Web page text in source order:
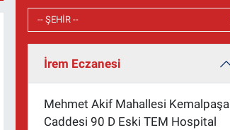
İrem Eczanesi
Mehmet Akif Mahallesi Kemalpaşa
Caddesi 90 D Eski TEM Hospital